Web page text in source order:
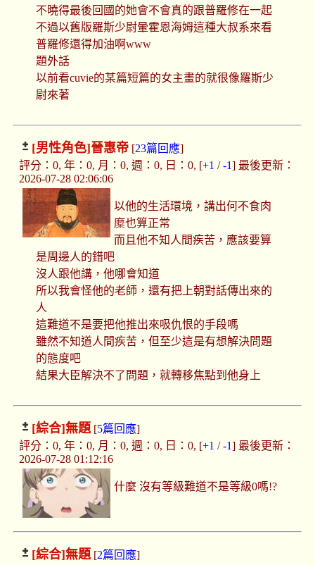
不曉得最後回國的她會不會真的跟普羅修在一起
不過以舊版羅斯少尉暈霍恩海姆這種大叔系來看
普羅修還得加油啊www
題外話
以前看cuvie的某篇短篇的女主畫的就很像羅斯少
尉來著
[男性角色]晉惠帝[23篇回應]
評分：0, 年：0, 月：0, 週：0, 日：0, [+1 /-1] 最後更新：
2026-07-28 02:06:06
以他的生活環境，講出何不食肉
糜也算正常
而且他不知人間疾苦，應該要算
是周邊人的錯吧
沒人跟他講，他哪會知道
所以我會怪他的老師，還有把上朝對話傳出來的
人
這難道不是要把他推出來吸仇恨的手段嗎
雖然不知道人間疾苦，但至少這是有想解決問題
的態度吧
結果大臣解決不了問題，就轉移焦點到他身上
[綜合]無題[5篇回應]
評分：0, 年：0, 月：0, 週：0, 日：0, [+1 /-1] 最後更新：
2026-07-28 01:12:16
什麼 沒有等級難道不是等級0嗎!?
[綜合]無題[2篇回應]